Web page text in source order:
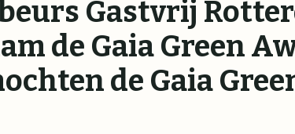
Gastvrij
de Gaia Green
de Gaia